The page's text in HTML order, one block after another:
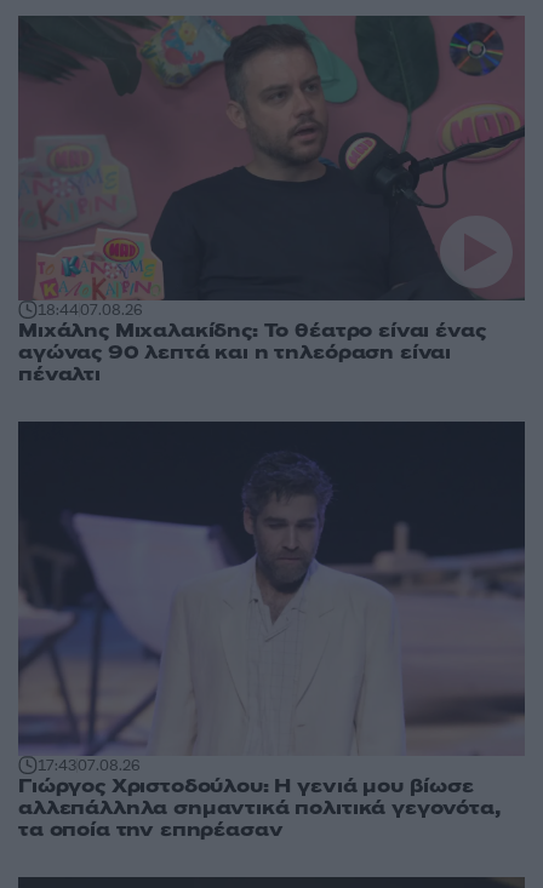
18:4407.08.26
Μιχάλης Μιχαλακίδης: Το θέατρο είναι ένας
αγώνας 90 λεπτά και η τηλεόραση είναι
πέναλτι
17:4307.08.26
Γιώργος Χριστοδούλου: Η γενιά μου βίωσε
αλλεπάλληλα σημαντικά πολιτικά γεγονότα,
τα οποία την επηρέασαν